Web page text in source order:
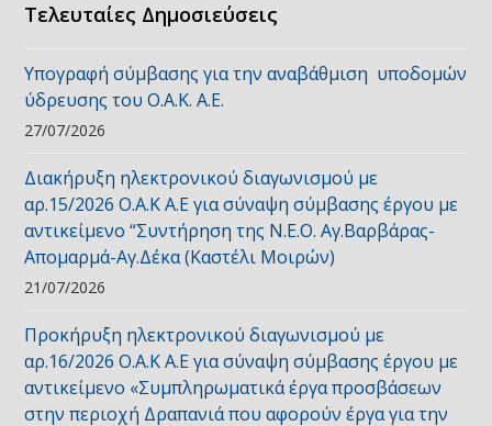
Τελευταίες Δημοσιεύσεις
Υπογραφή σύμβασης για την αναβάθμιση υποδομών
ύδρευσης του Ο.Α.Κ. Α.Ε.
27/07/2026
Διακήρυξη ηλεκτρονικού διαγωνισμού με
αρ.15/2026 Ο.Α.Κ Α.Ε για σύναψη σύμβασης έργου με
αντικείμενο “Συντήρηση της Ν.Ε.Ο. Αγ.Βαρβάρας-
Απομαρμά-Αγ.Δέκα (Καστέλι Μοιρών)
21/07/2026
Προκήρυξη ηλεκτρονικού διαγωνισμού με
αρ.16/2026 Ο.Α.Κ Α.Ε για σύναψη σύμβασης έργου με
αντικείμενο «Συμπληρωματικά έργα προσβάσεων
στην περιοχή Δραπανιά που αφορούν έργα για την